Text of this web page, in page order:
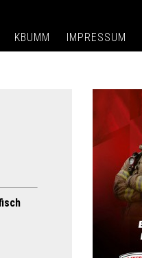
KBUMM IMPRESSUM